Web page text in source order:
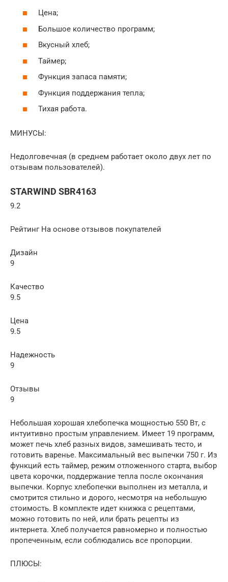
Цена;
Большое количество программ;
Вкусный хлеб;
Таймер;
Функция запаса памяти;
Функция поддержания тепла;
Тихая работа.
МИНУСЫ:
Недолговечная (в среднем работает около двух лет по
отзывам пользователей).
STARWIND SBR4163
9.2
Рейтинг На основе отзывов покупателей
Дизайн
9
Качество
9.5
Цена
9.5
Надежность
9
Отзывы
9
Небольшая хорошая хлебопечка мощностью 550 Вт, с
интуитивно простым управлением. Имеет 19 программ,
может печь хлеб разных видов, замешивать тесто, и
готовить варенье. Максимальный вес выпечки 750 г. Из
функций есть таймер, режим отложенного старта, выбор
цвета корочки, поддержание тепла после окончания
выпечки. Корпус хлебопечки выполнен из металла, и
смотрится стильно и дорого, несмотря на небольшую
стоимость. В комплекте идет книжка с рецептами,
можно готовить по ней, или брать рецепты из
интернета. Хлеб получается равномерно и полностью
пропеченным, если соблюдались все пропорции.
ПЛЮСЫ: